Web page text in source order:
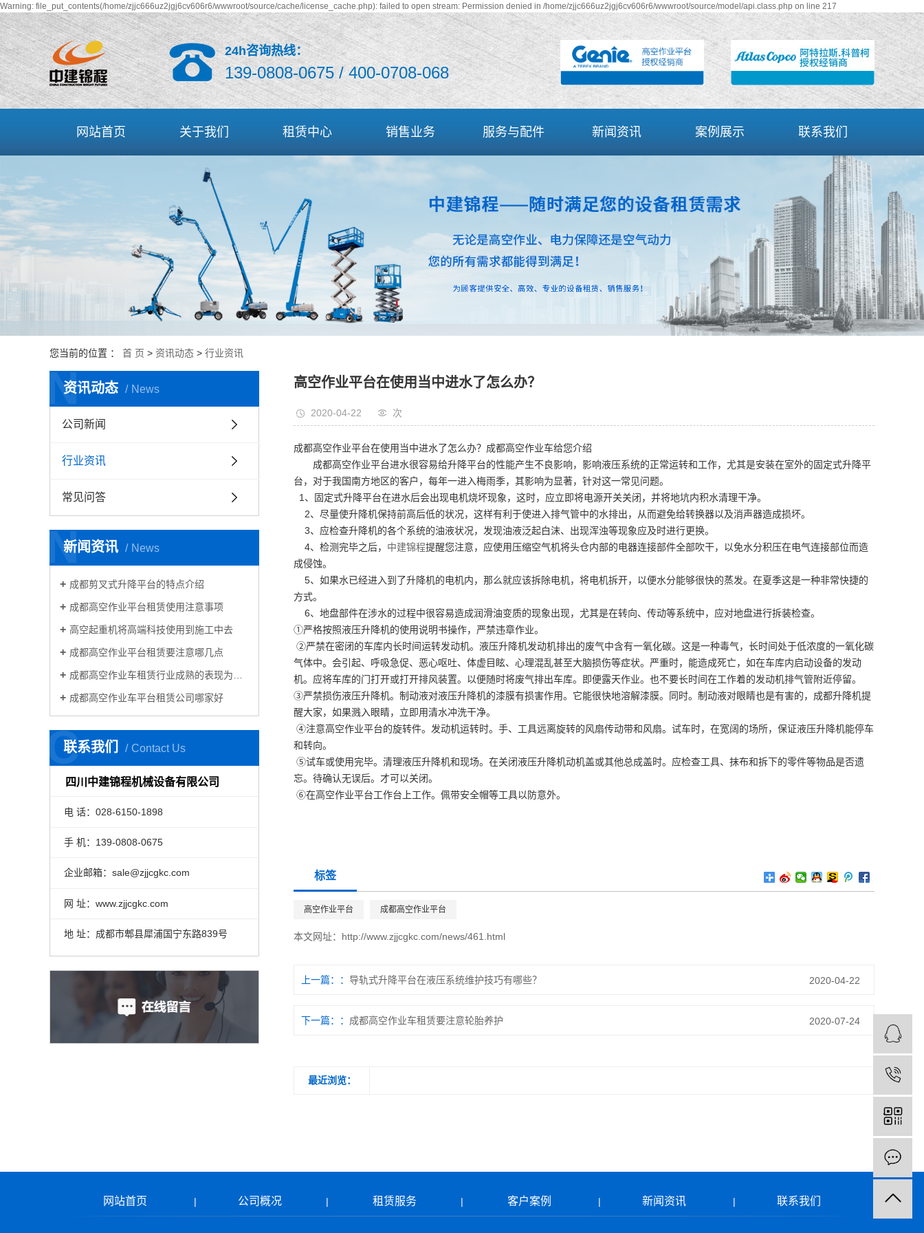
Warning: file_put_contents(/home/zjjc666uz2jgj6cv606r6/wwwroot/source/cache/license_cache.php): failed to open stream: Permission denied in /home/zjjc666uz2jgj6cv606r6/wwwroot/source/model/api.class.php on line 217
24h咨询热线：
139-0808-0675 / 400-0708-068
网站首页 关于我们
四川中建锦程
关于吉尼
关于阿特拉斯 ·科普柯
企业文化
资质荣誉
租赁中心
直臂式高空作业车
车载式高空作业车
防撞缓冲车
剪叉式高空作业车
蜘蛛式高空作业车
伸缩式叉装机高空作业车
发电机
销售业务
直臂式高空作业车
车载式高空作业车
防撞缓冲车
剪叉式高空作业车
蜘蛛式高空作业车
伸缩式叉装机高空作业车
发电机
服务与配件
高空作业平台配件
空压机配件
发电机配件
Deutz发动机配件
新闻资讯
行业资讯
常见问答
案例展示 联系我们
联系
您当前的位置 ： 首 页 > 资讯动态 > 行业资讯
资讯动态 News
N
公司新闻
行业资讯
常见问答
新闻资讯 News
N
成都剪叉式升降平台的特点介绍
成都高空作业平台租赁使用注意事项
高空起重机将高端科技使用到施工中去
成都高空作业平台租赁要注意哪几点
成都高空作业车租赁行业成熟的表现为以下几个方面
成都高空作业车平台租赁公司哪家好
联系我们 Contact Us
C
四川中建锦程机械设备有限公司
电 话：028-6150-1898
手 机：139-0808-0675
企业邮箱：sale@zjjcgkc.com
网 址：www.zjjcgkc.com
地 址：成都市郫县犀浦国宁东路839号
高空作业平台在使用当中进水了怎么办？
2020-04-22 次
成都高空作业平台在使用当中进水了怎么办？成都高空作业车给您介绍
成都高空作业平台进水很容易给升降平台的性能产生不良影响，影响液压系统的正常运转和工作，尤其是安装在室外的固定式升降平
台，对于我国南方地区的客户，每年一进入梅雨季，其影响为显著，针对这一常见问题。
1、固定式升降平台在进水后会出现电机烧坏现象，这时，应立即将电源开关关闭，并将地坑内积水清理干净。
2、尽量使升降机保持前高后低的状况，这样有利于使进入排气管中的水排出，从而避免给转换器以及消声器造成损坏。
3、应检查升降机的各个系统的油液状况，发现油液泛起白沫、出现浑浊等现象应及时进行更换。
4、检测完毕之后， 中建锦程提醒您注意，应使用压缩空气机将头仓内部的电器连接部件全部吹干，以免水分积压在电气连接部位而造
成侵蚀。
5、如果水已经进入到了升降机的电机内，那么就应该拆除电机，将电机拆开，以便水分能够很快的蒸发。在夏季这是一种非常快捷的
方式。
6、地盘部件在涉水的过程中很容易造成润滑油变质的现象出现，尤其是在转向、传动等系统中，应对地盘进行拆装检查。
①严格按照液压升降机的使用说明书操作，严禁违章作业。
②严禁在密闭的车库内长时间运转发动机。液压升降机发动机排出的废气中含有一氧化碳。这是一种毒气，长时间处于低浓度的一氧化碳
气体中。会引起、呼吸急促、恶心呕吐、体虚目眩、心理混乱甚至大脑损伤等症状。严重时，能造成死亡，如在车库内启动设备的发动
机。应将车库的门打开或打开排风装置。以便随时将废气排出车库。即便露天作业。也不要长时间在工作着的发动机排气管附近停留。
③严禁损伤液压升降机。制动液对液压升降机的漆膜有损害作用。它能很快地溶解漆膜。同时。制动液对眼睛也是有害的，成都升降机提
醒大家，如果溅入眼睛，立即用清水冲洗干净。
④注意高空作业平台的旋转件。发动机运转时。手、工具远离旋转的风扇传动带和风扇。试车时，在宽阔的场所，保证液压升降机能停车
和转向。
⑤试车或使用完毕。清理液压升降机和现场。在关闭液压升降机动机盖或其他总成盖时。应检查工具、抹布和拆下的零件等物品是否遗
忘。待确认无误后。才可以关闭。
⑥在高空作业平台工作台上工作。佩带安全帽等工具以防意外。
标签
高空作业平台 成都高空作业平台
本文网址： http://www.zjjcgkc.com/news/461.html
上一篇： 导轨式升降平台在液压系统维护技巧有哪些？ 2020-04-22
下一篇： 成都高空作业车租赁要注意轮胎养护 2020-07-24
最近浏览：
网站首页 | 公司概况 | 租赁服务 | 客户案例 | 新闻资讯 | 联系我们